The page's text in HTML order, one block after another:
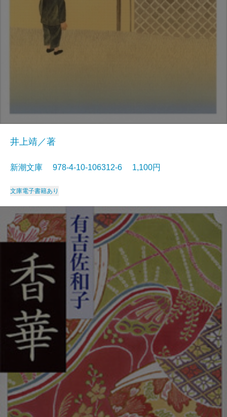
井上靖／著
新潮文庫 978-4-10-106312-6 1,100円
文庫電子書籍あり